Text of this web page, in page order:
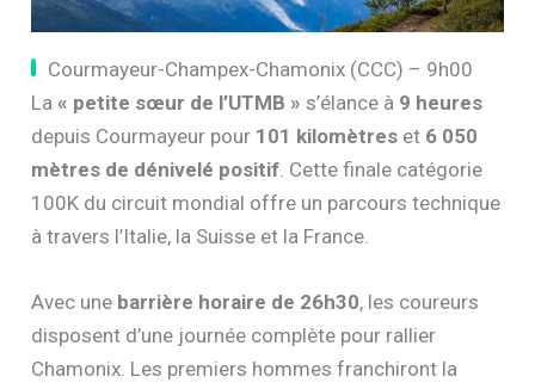
Courmayeur-Champex-Chamonix (CCC) – 9h00
La« petite sœur de l’UTMB » s’élance à 9 heures
depuis Courmayeur pour 101 kilomètres et 6 050
mètres de dénivelé positif. Cette finale catégorie
100K du circuit mondial offre un parcours technique
à travers l’Italie, la Suisse et la France.
Avec une barrière horaire de 26h30, les coureurs
disposent d’une journée complète pour rallier
Chamonix. Les premiers hommes franchiront la